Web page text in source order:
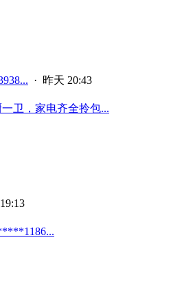
· 昨天 20:43
卫，家电齐全拎包...